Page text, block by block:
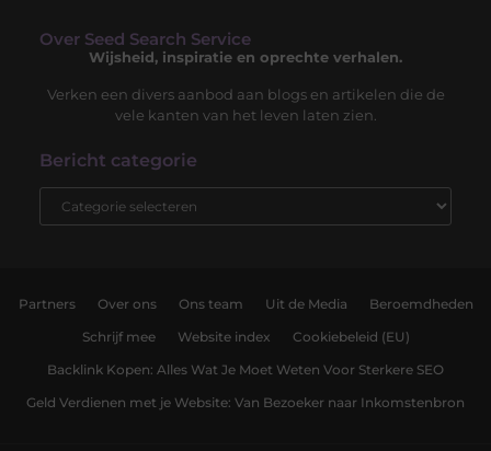
Over Seed Search Service
Wijsheid, inspiratie en oprechte verhalen.
Verken een divers aanbod aan blogs en artikelen die de
vele kanten van het leven laten zien.
Bericht categorie
Partners Over ons Ons team Uit de Media Beroemdheden
Schrijf mee Website index Cookiebeleid (EU)
Backlink Kopen: Alles Wat Je Moet Weten Voor Sterkere SEO
Geld Verdienen met je Website: Van Bezoeker naar Inkomstenbron